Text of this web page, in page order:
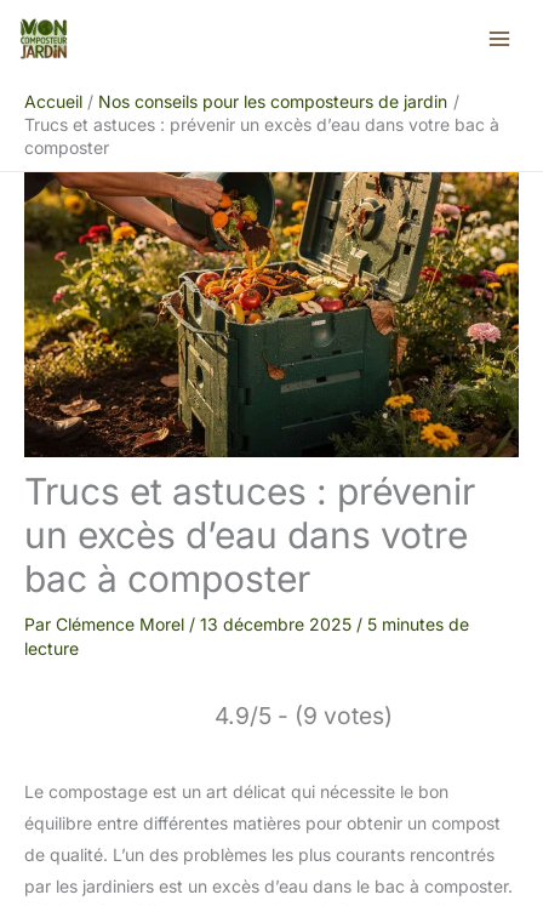
Aller
Accueil
Nos conseils pour les composteurs de jardin
Trucs et astuces : prévenir un excès d’eau dans votre bac à
composter
Trucs et astuces : prévenir
un excès d’eau dans votre
bac à composter
Par Clémence Morel / 13 décembre 2025 / 5 minutes de
lecture
4.9/5 - (9 votes)
Le compostage est un art délicat qui nécessite le bon
équilibre entre différentes matières pour obtenir un compost
de qualité. L’un des problèmes les plus courants rencontrés
par les jardiniers est un excès d’eau dans le bac à composter.
Rechercher